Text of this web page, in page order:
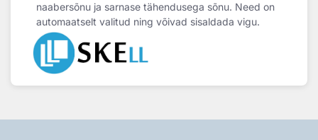
naabersõnu ja sarnase tähendusega sõnu. Need on
automaatselt valitud ning võivad sisaldada vigu.